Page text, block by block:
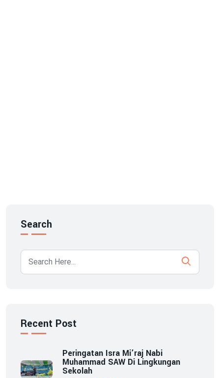
Search
Recent Post
Peringatan Isra Mi’raj Nabi
Muhammad SAW Di Lingkungan
Sekolah